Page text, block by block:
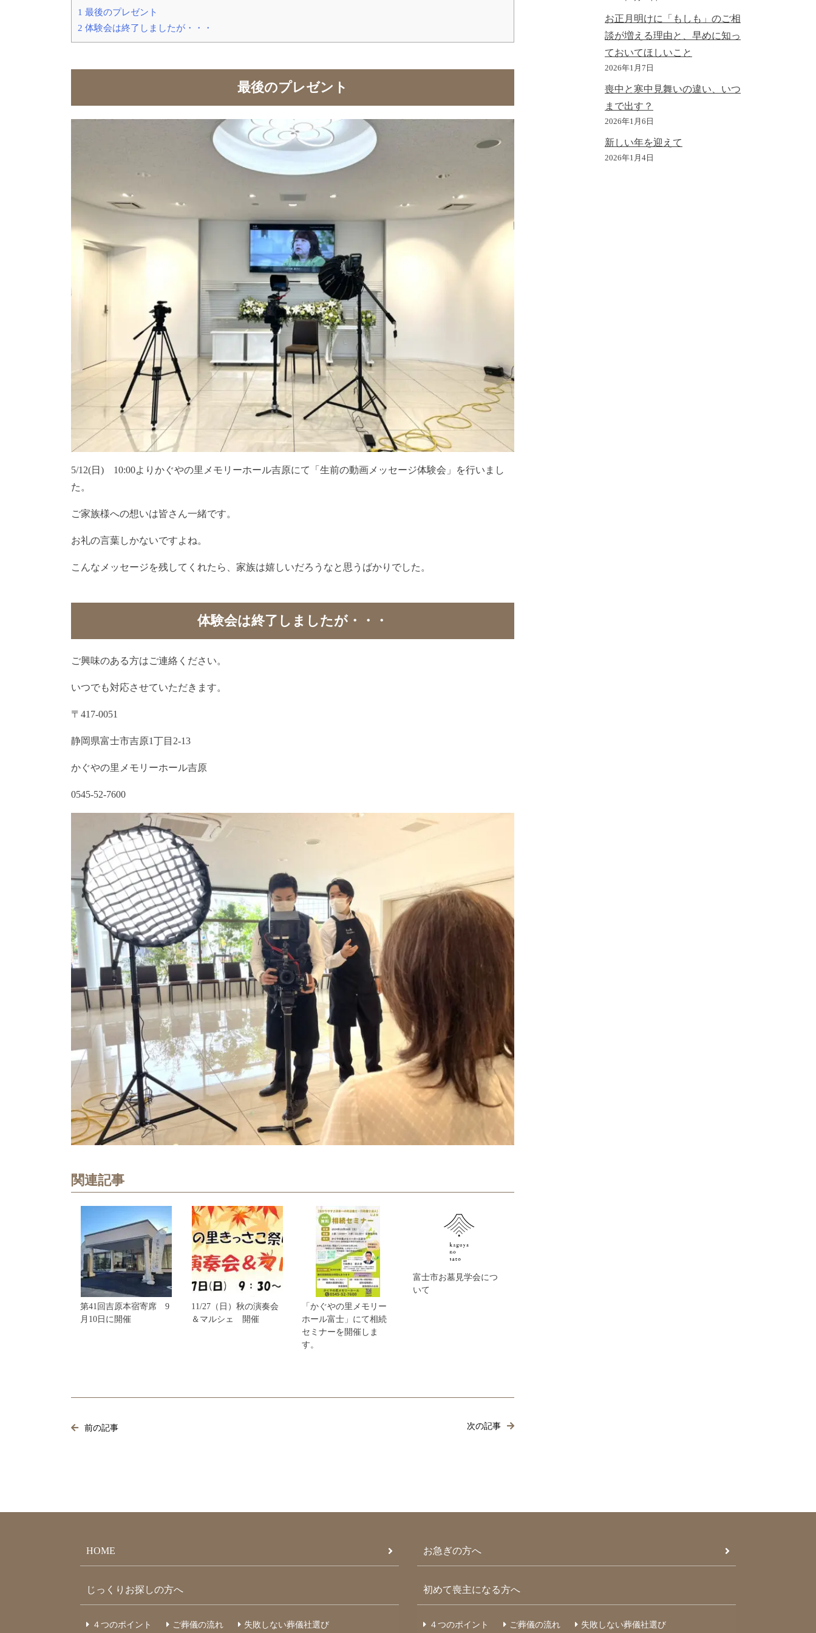
1 最後のプレゼント
2 体験会は終了しましたが・・・
最後のプレゼント
5/12(日) 10:00よりかぐやの里メモリーホール吉原にて「生前の動画メッセージ体験会」を行いまし
た。
ご家族様への想いは皆さん一緒です。
お礼の言葉しかないですよね。
こんなメッセージを残してくれたら、家族は嬉しいだろうなと思うばかりでした。
体験会は終了しましたが・・・
ご興味のある方はご連絡ください。
いつでも対応させていただきます。
〒417-0051
静岡県富士市吉原1丁目2-13
かぐやの里メモリーホール吉原
0545-52-7600
関連記事
第41回吉原本宿寄席 9
月10日に開催
11/27（日）秋の演奏会
＆マルシェ 開催
「かぐやの里メモリー
ホール富士」にて相続
セミナーを開催しま
す。
富士市お墓見学会につ
いて
前の記事 次の記事
お正月明けに「もしも」のご相
談が増える理由と、早めに知っ
ておいてほしいこと
2026年1月7日
喪中と寒中見舞いの違い、いつ
まで出す？
2026年1月6日
新しい年を迎えて
2026年1月4日
HOME お急ぎの方へ
じっくりお探しの方へ
４つのポイント ご葬儀の流れ 失敗しない葬儀社選び
初めて喪主になる方へ
４つのポイント ご葬儀の流れ 失敗しない葬儀社選び